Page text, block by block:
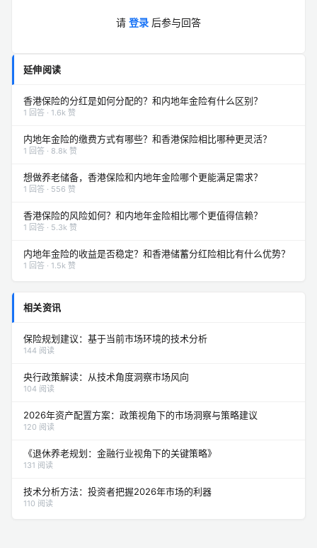
请 登录 后参与回答
延伸阅读
香港保险的分红是如何分配的？和内地年金险有什么区别？
1 回答 · 1.6k 赞
内地年金险的缴费方式有哪些？和香港保险相比哪种更灵活？
1 回答 · 8.8k 赞
想做养老储备，香港保险和内地年金险哪个更能满足需求？
1 回答 · 556 赞
香港保险的风险如何？和内地年金险相比哪个更值得信赖？
1 回答 · 5.3k 赞
内地年金险的收益是否稳定？和香港储蓄分红险相比有什么优势？
1 回答 · 1.5k 赞
相关资讯
保险规划建议：基于当前市场环境的技术分析
144 阅读
央行政策解读：从技术角度洞察市场风向
104 阅读
2026年资产配置方案：政策视角下的市场洞察与策略建议
120 阅读
《退休养老规划：金融行业视角下的关键策略》
131 阅读
技术分析方法：投资者把握2026年市场的利器
110 阅读